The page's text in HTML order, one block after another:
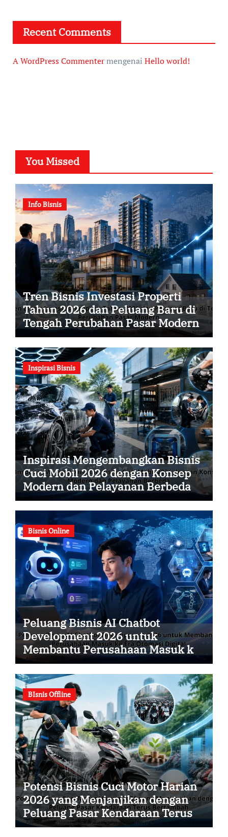
Recent Comments
A WordPress Commentermengenai Hello world!
You Missed
Info Bisnis
Tren Bisnis Investasi Properti
Tahun 2026 dan Peluang Baru di
Tengah Perubahan Pasar Modern
Inspirasi Bisnis
Inspirasi Mengembangkan Bisnis
Cuci Mobil 2026 dengan Konsep
Modern dan Pelayanan Berbeda
Bisnis Online
Peluang Bisnis AI Chatbot
Development 2026 untuk
Membantu Perusahaan Masuk ke
Era Otomasi Digital
BIsnis Offline
Potensi Bisnis Cuci Motor Harian
2026 yang Menjanjikan dengan
Peluang Pasar Kendaraan Terus
Bertambah